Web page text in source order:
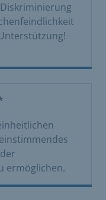
ermöglichen.